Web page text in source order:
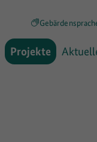
Projekte